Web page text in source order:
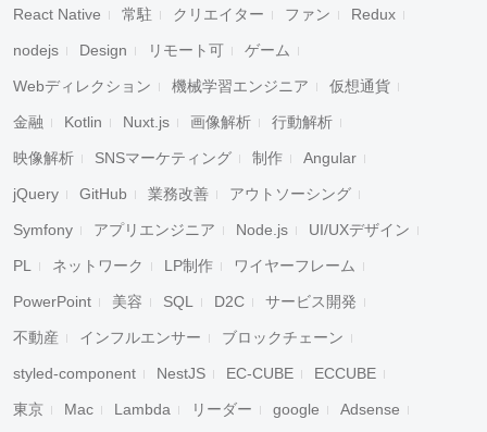
React Native 常駐 クリエイター ファン Redux
nodejs Design リモート可 ゲーム
Webディレクション 機械学習エンジニア 仮想通貨
金融 Kotlin Nuxt.js 画像解析 行動解析
映像解析 SNSマーケティング 制作 Angular
jQuery GitHub 業務改善 アウトソーシング
Symfony アプリエンジニア Node.js UI/UXデザイン
PL ネットワーク LP制作 ワイヤーフレーム
PowerPoint 美容 SQL D2C サービス開発
不動産 インフルエンサー ブロックチェーン
styled-component NestJS EC-CUBE ECCUBE
東京 Mac Lambda リーダー google Adsense